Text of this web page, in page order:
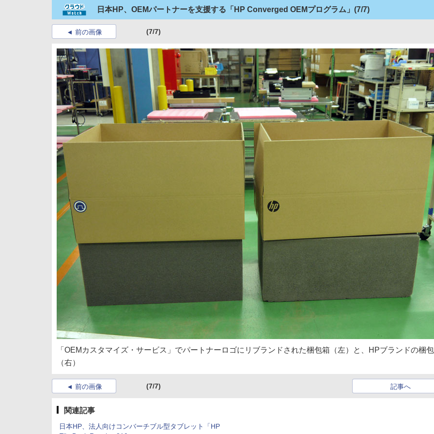
日本HP、OEMパートナーを支援する「HP Converged OEMプログラム」 (7/7)
前の画像 (7/7)
「OEMカスタマイズ・サービス」でパートナーロゴにリブランドされた梱包箱（左）と、HPブランドの梱
（右）
前の画像 (7/7) 記事へ
関連記事
日本HP、法人向けコンバーチブル型タブレット「HP